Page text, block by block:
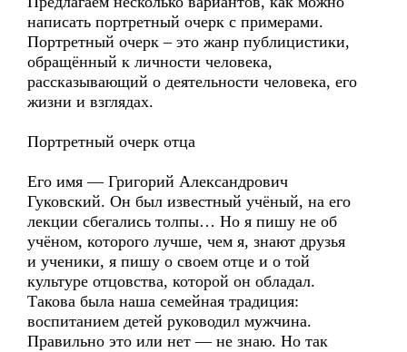
написать портретный очерк с примерами.
Портретный очерк – это жанр публицистики,
обращённый к личности человека,
рассказывающий о деятельности человека, его
жизни и взглядах.
Портретный очерк отца
Его имя — Григорий Александрович
Гуковский. Он был известный учёный, на его
лекции сбегались толпы… Но я пишу не об
учёном, которого лучше, чем я, знают друзья
и ученики, я пишу о своем отце и о той
культуре отцовства, которой он обладал.
Такова была наша семейная традиция:
воспитанием детей руководил мужчина.
Правильно это или нет — не знаю. Но так